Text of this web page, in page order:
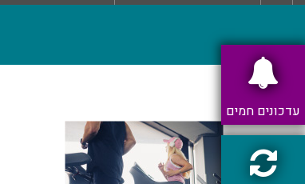
עדכונים חמים